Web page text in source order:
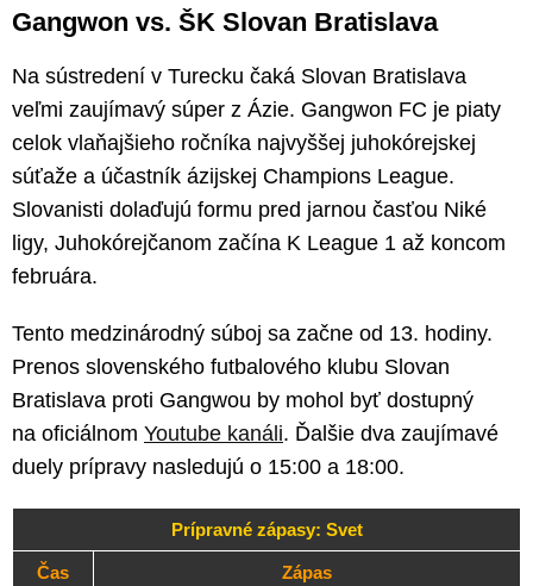
Gangwon vs. ŠK Slovan Bratislava
Na sústredení v Turecku čaká Slovan Bratislava
veľmi zaujímavý súper z Ázie. Gangwon FC je piaty
celok vlaňajšieho ročníka najvyššej juhokórejskej
súťaže a účastník ázijskej Champions League.
Slovanisti dolaďujú formu pred jarnou časťou Niké
ligy, Juhokórejčanom začína K League 1 až koncom
februára.
Tento medzinárodný súboj sa začne od 13. hodiny.
Prenos slovenského futbalového klubu Slovan
Bratislava proti Gangwou by mohol byť dostupný
na oficiálnom Youtube kanáli. Ďalšie dva zaujímavé
duely prípravy nasledujú o 15:00 a 18:00.
Prípravné zápasy: Svet
Čas Zápas